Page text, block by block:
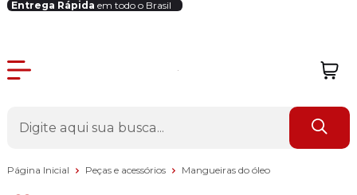
Entrega Rápida em todo o Brasil
Login Revendedor
Página Inicial Peças e acessórios Mangueiras do óleo